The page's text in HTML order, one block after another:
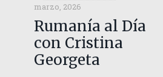
marzo, 2026
Rumanía al Día
con Cristina
Georgeta